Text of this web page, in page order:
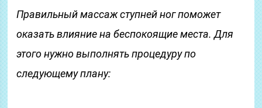
Правильный массаж ступней ног поможет
оказать влияние на беспокоящие места. Для
этого нужно выполнять процедуру по
следующему плану: